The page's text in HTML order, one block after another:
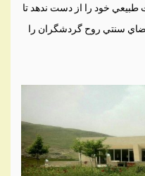
خود را از دست ندهد تا
سنتي روح گردشگران را